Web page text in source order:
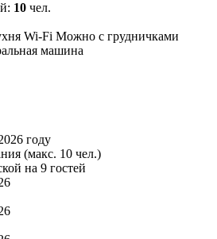
10 чел.
Wi-Fi Можно с грудничками
машина
году
(макс. 10 чел.)
на 9 гостей